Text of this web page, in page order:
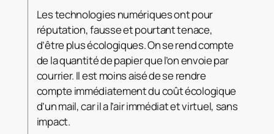
Les technologies numériques ont pour
réputation, fausse et pourtant tenace,
d’être plus écologiques. On se rend compte
de la quantité de papier que l’on envoie par
courrier. Il est moins aisé de se rendre
compte immédiatement du coût écologique
d’un mail, car il a l’air immédiat et virtuel, sans
impact.